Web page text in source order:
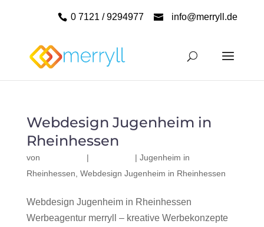
0 7121 / 9294977 info@merryll.de
Webdesign Jugenheim in
Rheinhessen
von | | Jugenheim in
Rheinhessen Webdesign Jugenheim in Rheinhessen
Webdesign Jugenheim in Rheinhessen
Werbeagentur merryll – kreative Werbekonzepte